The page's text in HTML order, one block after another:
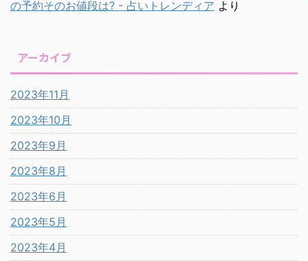
の予約そのお値段は? - 占いトレンディア より
アーカイブ
2023年11月
2023年10月
2023年9月
2023年8月
2023年6月
2023年5月
2023年4月